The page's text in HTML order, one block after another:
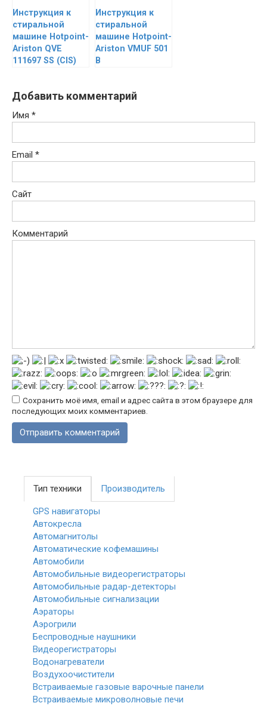
Инструкция к
стиральной
машине Hotpoint-
Ariston QVE
111697 SS (CIS)
Инструкция к
стиральной
машине Hotpoint-
Ariston VMUF 501
B
Добавить комментарий
Имя *
Email *
Сайт
Комментарий
Сохранить моё имя, email и адрес сайта в этом браузере для
последующих моих комментариев.
Тип техники Производитель
GPS навигаторы
Автокресла
Автомагнитолы
Автоматические кофемашины
Автомобили
Автомобильные видеорегистраторы
Автомобильные радар-детекторы
Автомобильные сигнализации
Аэраторы
Аэрогрили
Беспроводные наушники
Видеорегистраторы
Водонагреватели
Воздухоочистители
Встраиваемые газовые варочные панели
Встраиваемые микроволновые печи